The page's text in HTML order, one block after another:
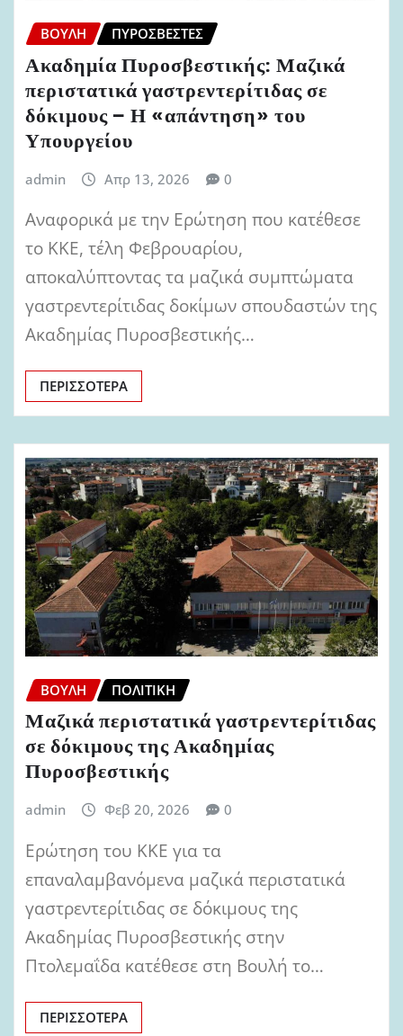
ΒΟΥΛΉ ΠΥΡΟΣΒΈΣΤΕΣ
Ακαδημία Πυροσβεστικής: Μαζικά
περιστατικά γαστρεντερίτιδας σε
δόκιμους – Η «απάντηση» του
Υπουργείου
admin Απρ 13, 2026 0
Αναφορικά με την Ερώτηση που κατέθεσε
το ΚΚΕ, τέλη Φεβρουαρίου,
αποκαλύπτοντας τα μαζικά συμπτώματα
γαστρεντερίτιδας δοκίμων σπουδαστών της
Ακαδημίας Πυροσβεστικής…
ΠΕΡΙΣΣΌΤΕΡΑ
ΒΟΥΛΉ ΠΟΛΙΤΙΚΉ
Μαζικά περιστατικά γαστρεντερίτιδας
σε δόκιμους της Ακαδημίας
Πυροσβεστικής
admin Φεβ 20, 2026 0
Ερώτηση του ΚΚΕ για τα
επαναλαμβανόμενα μαζικά περιστατικά
γαστρεντερίτιδας σε δόκιμους της
Ακαδημίας Πυροσβεστικής στην
Πτολεμαΐδα κατέθεσε στη Βουλή το…
ΠΕΡΙΣΣΌΤΕΡΑ